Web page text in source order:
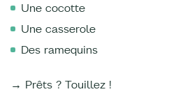
Une cocotte
Une casserole
Des ramequins
→ Prêts ? Touillez !